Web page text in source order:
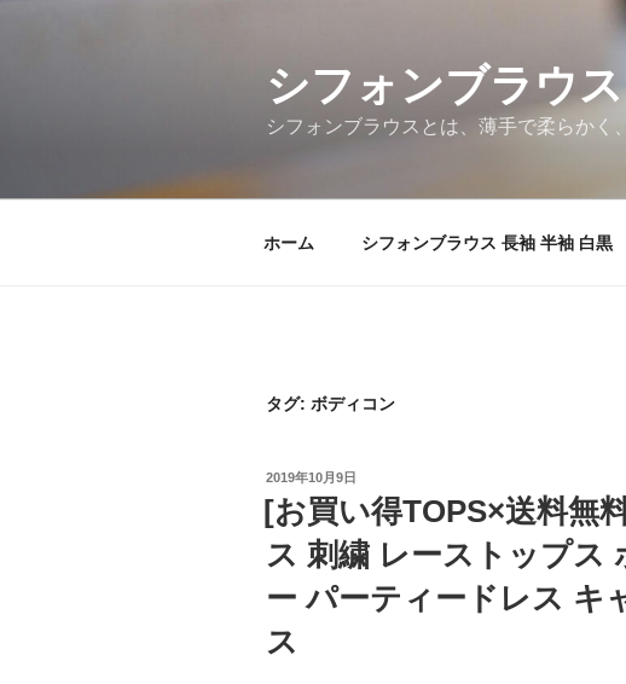
シフォンブラウ
シフォンブラウスとは、薄手で柔らかく
ホーム シフォンブラウス 長袖 半袖 白黒
タグ: ボディコン
投
稿
日:
2019年10月9日
[お買い得TOPS×送料無
ス 刺繍 レーストップス
ー パーティードレス キ
ス